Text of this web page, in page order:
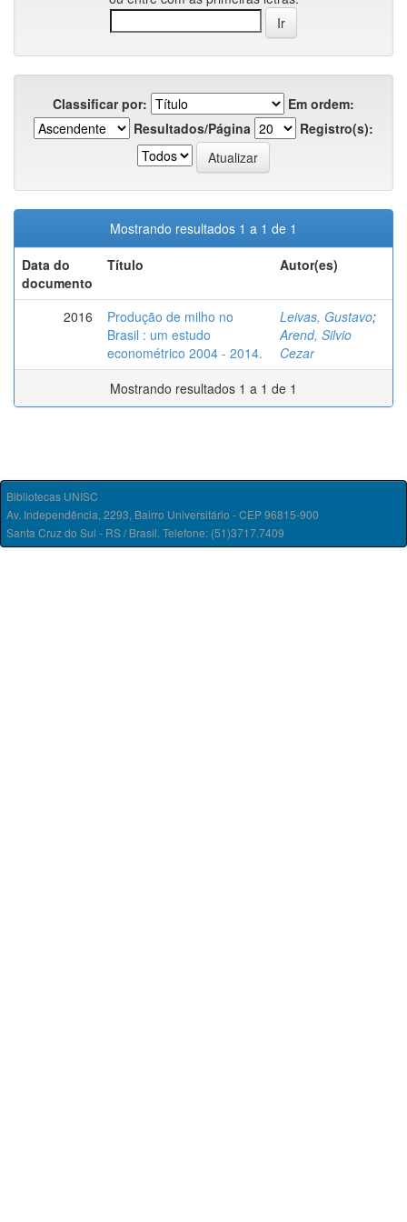
Classificar por:
Em ordem:
Resultados/Página
Registro(s):
Mostrando resultados 1 a 1 de 1
Data do
documento
Título Autor(es)
2016
Produção de milho no
Brasil : um estudo
econométrico 2004 - 2014.
Leivas, Gustavo;
Arend, Silvio
Cezar
Mostrando resultados 1 a 1 de 1
Bibliotecas UNISC
Av. Independência, 2293, Bairro Universitário - CEP 96815-900
Santa Cruz do Sul - RS / Brasil. Telefone: (51)3717.7409